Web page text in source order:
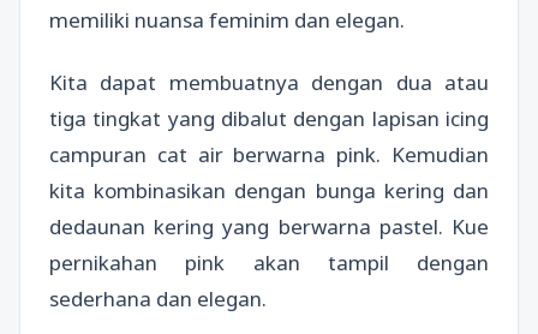
memiliki nuansa feminim dan elegan.
Kita dapat membuatnya dengan dua atau
tiga tingkat yang dibalut dengan lapisan icing
campuran cat air berwarna pink. Kemudian
kita kombinasikan dengan bunga kering dan
dedaunan kering yang berwarna pastel. Kue
pernikahan pink akan tampil dengan
sederhana dan elegan.